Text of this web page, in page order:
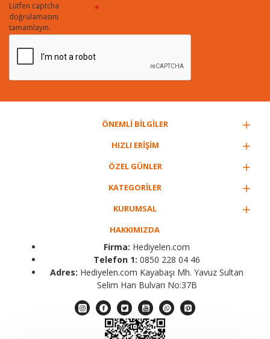
Lütfen captcha
doğrulamasını
tamamlayın.
ÖNEMLİ BİLGİLER
HIZLI ERİŞİM
ÖZEL GÜNLER
KATEGORİLER
KURUMSAL
HAKKIMIZDA
Firma: Hediyelen.com
Telefon 1: 0850 228 04 46
Adres: Hediyelen.com Kayabaşı Mh. Yavuz Sultan
Selim Han Bulvarı No:37B